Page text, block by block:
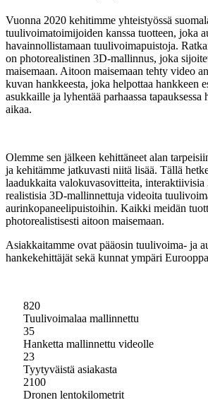
Vuonna 2020 kehitimme yhteistyössä
tuulivoimatoimijoiden kanssa tuotteen, joka
havainnollistamaan tuulivoimapuistoja.
on photorealistinen 3D-mallinnus, joka
maisemaan. Aitoon maisemaan tehty video
kuvan hankkeesta, joka helpottaa hankkeen
asukkaille ja lyhentää parhaassa tapauksessa
aikaa.
Olemme sen jälkeen kehittäneet alan
ja kehitämme jatkuvasti niitä lisää. Tällä
laadukkaita valokuvasovitteita, interaktiivisia
realistisia 3D-mallinnettuja videoita
aurinkopaneelipuistoihin. Kaikki meidän
photorealistisesti aitoon maisemaan.
Asiakkaitamme ovat pääosin tuulivoima- ja
hankekehittäjät sekä kunnat ympäri
820
Tuulivoimalaa mallinnettu
35
Hanketta mallinnettu videolle
23
Tyytyväistä asiakasta
2100
Dronen lentokilometrit